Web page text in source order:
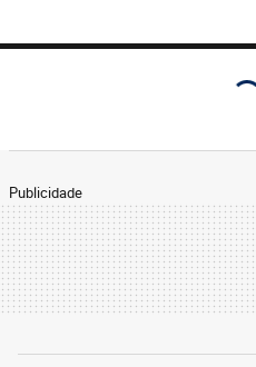
Publicidade